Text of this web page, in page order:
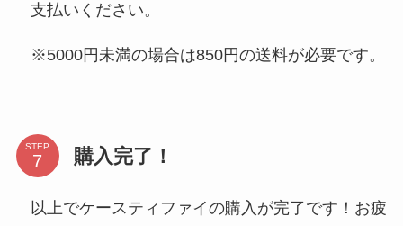
支払いください。
※5000円未満の場合は850円の送料が必要です。
STEP 購入完了！
以上でケースティファイの購入が完了です！お疲